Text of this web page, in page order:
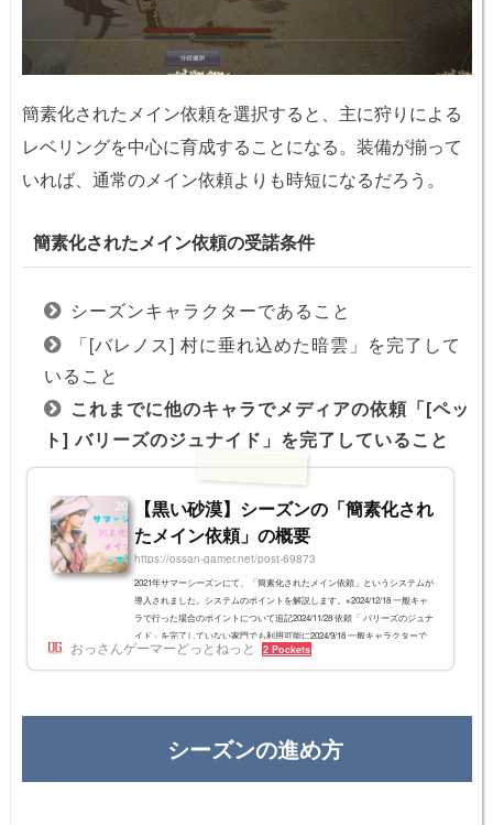
簡素化されたメイン依頼を選択すると、主に狩りによる
レベリングを中心に育成することになる。装備が揃って
いれば、通常のメイン依頼よりも時短になるだろう。
簡素化されたメイン依頼の受諾条件
シーズンキャラクターであること
「[バレノス] 村に垂れ込めた暗雲」を完了して
いること
これまでに他のキャラでメディアの依頼「[ペッ
ト] バリーズのジュナイド」を完了していること
【黒い砂漠】シーズンの「簡素化され
たメイン依頼」の概要
https://ossan-gamer.net/post-69873
2021年サマーシーズンにて、「簡素化されたメイン依頼」というシステムが
導入されました。システムのポイントを解説します。※2024/12/18 一般キャ
ラで行った場合のポイントについて追記2024/11/28 依頼「 バリーズのジュナ
イド」を完了していない家門でも利用可能に2024/9/18 一般キャラクターで
も簡素化されたメイン依頼ができるように。2023/2/28 古い情報を削除2022/1
0/13 バレノスメイン依頼の補足2021/9/18 シーズン+での内容に修正2021/7/7
おっさんゲーマーどっとねっと 2 Pockets
シーズンの進め方